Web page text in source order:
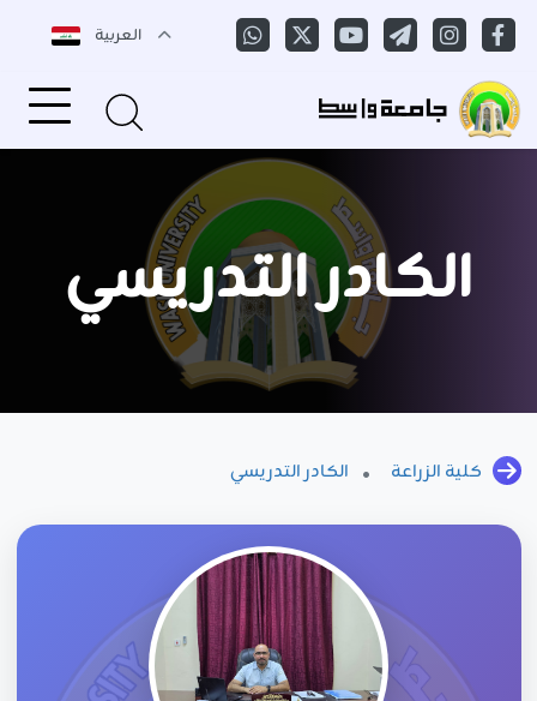
العربية
الكادر التدريسي
كلية الزراعة الكادر التدريسي